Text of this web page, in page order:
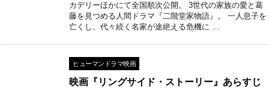
カデリーほかにて全国順次公開。 3世代の家族の愛と葛
藤を見つめる人間ドラマ『二階堂家物語』。 一人息子を
亡くし、代々続く名家が途絶える危機に …
ヒューマンドラマ映画
映画『リングサイド・ストーリー』あらすじ